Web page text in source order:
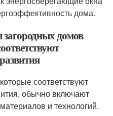
дома.
домов
соответствуют
обычно включают
и технологий.